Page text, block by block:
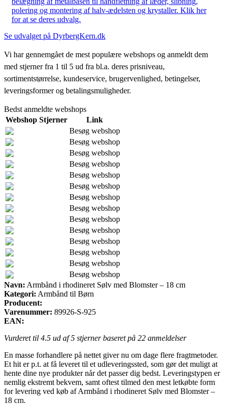
polering og montering af halv-ædelsten og krystaller. Klik her
for at se deres udvalg.
Se udvalget på DyrbergKern.dk
Vi har gennemgået de mest populære webshops og anmeldt dem
med stjerner fra 1 til 5 ud fra bl.a. deres prisniveau,
sortimentstørrelse, kundeservice, brugervenlighed, betingelser,
leveringsformer og betalingsmuligheder.
Bedst anmeldte webshops
Webshop Stjerner
Link
Besøg webshop
Besøg webshop
Besøg webshop
Besøg webshop
Besøg webshop
Besøg webshop
Besøg webshop
Besøg webshop
Besøg webshop
Besøg webshop
Besøg webshop
Besøg webshop
Besøg webshop
Besøg webshop
Navn: Armbånd i rhodineret Sølv med Blomster – 18 cm
Kategori: Armbånd til Børn
Producent:
Varenummer: 89926-S-925
EAN:
Vurderet til 4.5 ud af 5 stjerner baseret på 22 anmeldelser
En masse forhandlere på nettet giver nu om dage flere fragtmetoder.
Et hit er p.t. at få leveret til et udleveringssted, som gør det muligt at
hente dine nye produkter når det passer dig bedst. Leveringstypen er
nemlig ekstremt bekvem, samt oftest tilmed den mest letkøbte form
for levering ved køb af Armbånd i rhodineret Sølv med Blomster –
18 cm.